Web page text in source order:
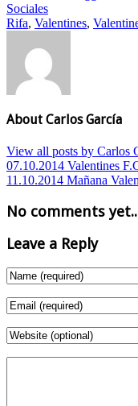
Sociales
Rifa, Valentines,
About Carlos García
View all posts by Carlos
07.10.2014 Valentines
11.10.2014 Mañana
No comments
Leave a Reply